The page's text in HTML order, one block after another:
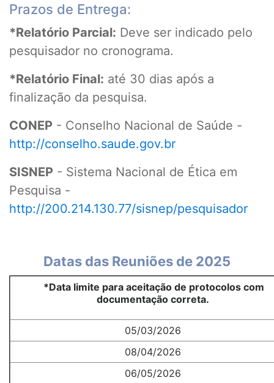
Prazos de Entrega:
*Relatório Parcial: Deve ser indicado pelo
pesquisador no cronograma.
*Relatório Final: até 30 dias após a
finalização da pesquisa.
CONEP - Conselho Nacional de Saúde -
http://conselho.saude.gov.br
SISNEP - Sistema Nacional de Ética em
Pesquisa -
http://200.214.130.77/sisnep/pesquisador
Datas das Reuniões de 2025
*Data limite para aceitação de protocolos com
documentação correta.
05/03/2026
08/04/2026
06/05/2026